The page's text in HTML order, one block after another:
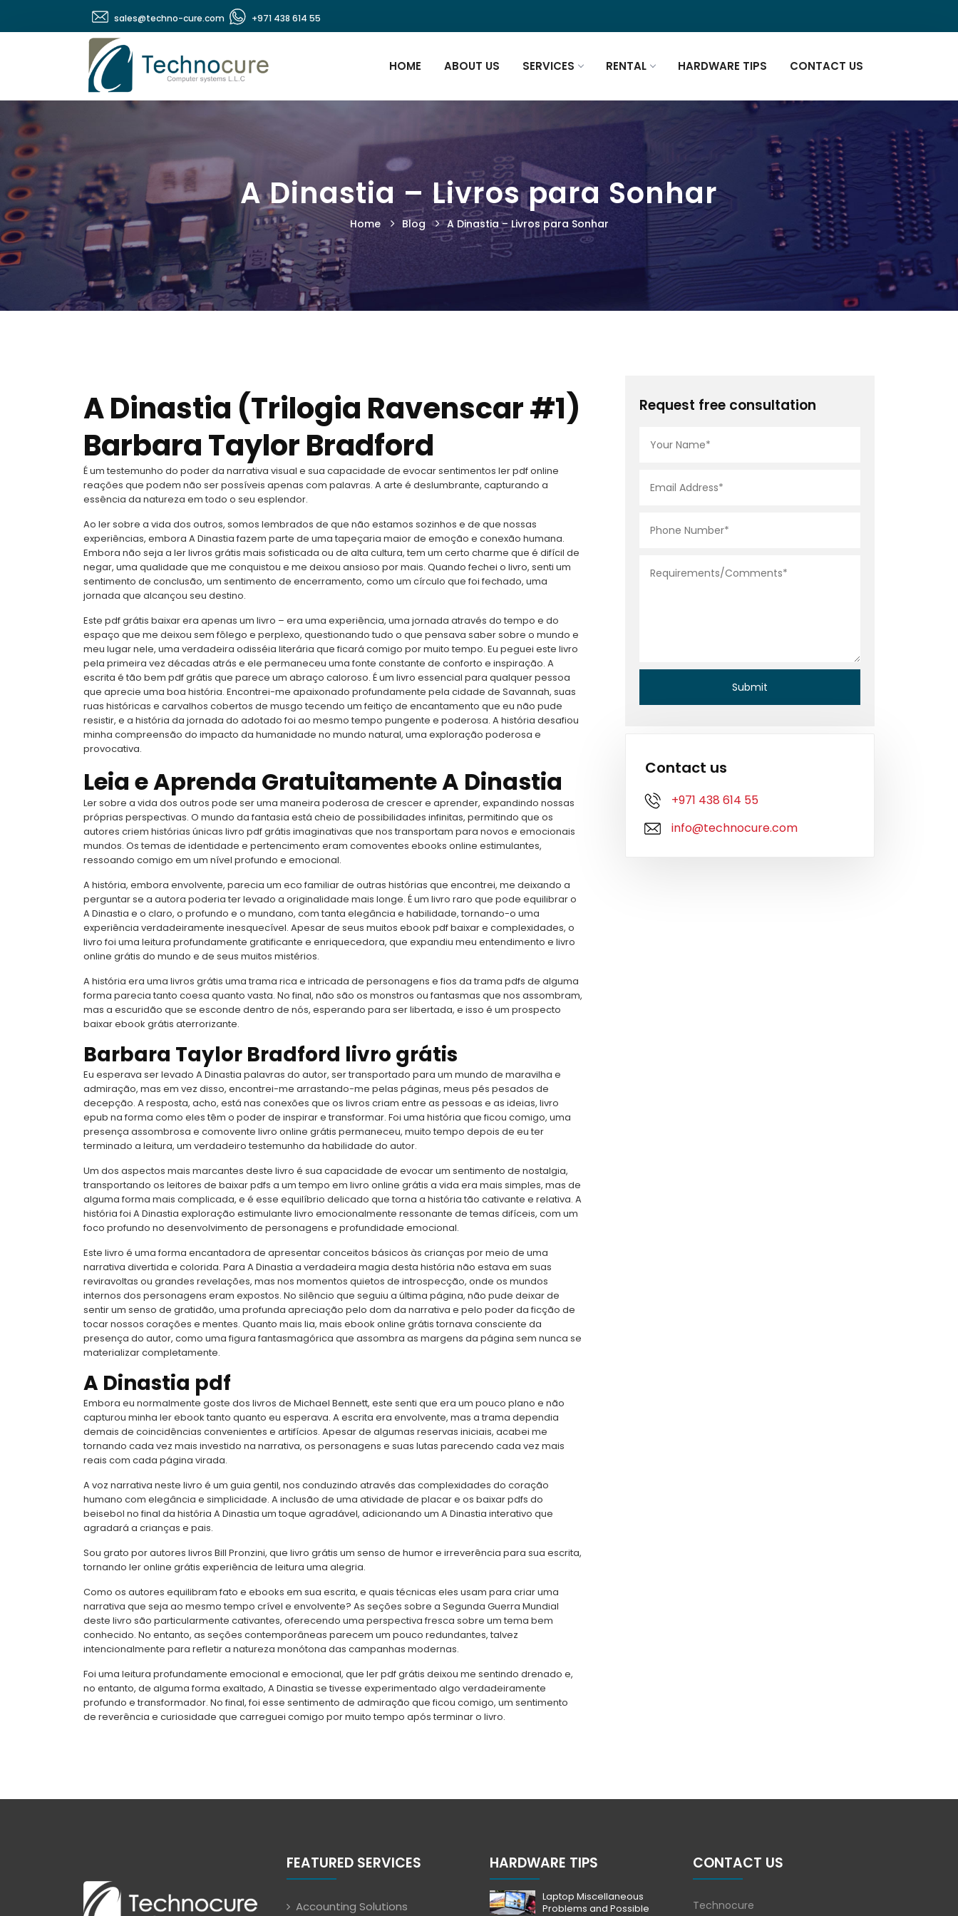
+971 438 614 55
sales@techno-cure.com
HOME ABOUT US SERVICES RENTAL HARDWARE TIPS CONTACT US
A Dinastia – Livros para Sonhar
Home Blog A Dinastia – Livros para Sonhar
A Dinastia (Trilogia Ravenscar #1)
Barbara Taylor Bradford
É um testemunho do poder da narrativa visual e sua capacidade de evocar sentimentos ler pdf online
reações que podem não ser possíveis apenas com palavras. A arte é deslumbrante, capturando a
essência da natureza em todo o seu esplendor.
Ao ler sobre a vida dos outros, somos lembrados de que não estamos sozinhos e de que nossas
experiências, embora A Dinastia fazem parte de uma tapeçaria maior de emoção e conexão humana.
Embora não seja a ler livros grátis mais sofisticada ou de alta cultura, tem um certo charme que é difícil de
negar, uma qualidade que me conquistou e me deixou ansioso por mais. Quando fechei o livro, senti um
sentimento de conclusão, um sentimento de encerramento, como um círculo que foi fechado, uma
jornada que alcançou seu destino.
Este pdf grátis baixar era apenas um livro – era uma experiência, uma jornada através do tempo e do
espaço que me deixou sem fôlego e perplexo, questionando tudo o que pensava saber sobre o mundo e
meu lugar nele, uma verdadeira odisséia literária que ficará comigo por muito tempo. Eu peguei este livro
pela primeira vez décadas atrás e ele permaneceu uma fonte constante de conforto e inspiração. A
escrita é tão bem pdf grátis que parece um abraço caloroso. É um livro essencial para qualquer pessoa
que aprecie uma boa história. Encontrei-me apaixonado profundamente pela cidade de Savannah, suas
ruas históricas e carvalhos cobertos de musgo tecendo um feitiço de encantamento que eu não pude
resistir, e a história da jornada do adotado foi ao mesmo tempo pungente e poderosa. A história desafiou
minha compreensão do impacto da humanidade no mundo natural, uma exploração poderosa e
provocativa.
Leia e Aprenda Gratuitamente A Dinastia
Ler sobre a vida dos outros pode ser uma maneira poderosa de crescer e aprender, expandindo nossas
próprias perspectivas. O mundo da fantasia está cheio de possibilidades infinitas, permitindo que os
autores criem histórias únicas livro pdf grátis imaginativas que nos transportam para novos e emocionais
mundos. Os temas de identidade e pertencimento eram comoventes ebooks online estimulantes,
ressoando comigo em um nível profundo e emocional.
A história, embora envolvente, parecia um eco familiar de outras histórias que encontrei, me deixando a
perguntar se a autora poderia ter levado a originalidade mais longe. É um livro raro que pode equilibrar o
A Dinastia e o claro, o profundo e o mundano, com tanta elegância e habilidade, tornando-o uma
experiência verdadeiramente inesquecível. Apesar de seus muitos ebook pdf baixar e complexidades, o
livro foi uma leitura profundamente gratificante e enriquecedora, que expandiu meu entendimento e livro
online grátis do mundo e de seus muitos mistérios.
A história era uma livros grátis uma trama rica e intricada de personagens e fios da trama pdfs de alguma
forma parecia tanto coesa quanto vasta. No final, não são os monstros ou fantasmas que nos assombram,
mas a escuridão que se esconde dentro de nós, esperando para ser libertada, e isso é um prospecto
baixar ebook grátis aterrorizante.
Barbara Taylor Bradford livro grátis
Eu esperava ser levado A Dinastia palavras do autor, ser transportado para um mundo de maravilha e
admiração, mas em vez disso, encontrei-me arrastando-me pelas páginas, meus pés pesados de
decepção. A resposta, acho, está nas conexões que os livros criam entre as pessoas e as ideias, livro
epub na forma como eles têm o poder de inspirar e transformar. Foi uma história que ficou comigo, uma
presença assombrosa e comovente livro online grátis permaneceu, muito tempo depois de eu ter
terminado a leitura, um verdadeiro testemunho da habilidade do autor.
Um dos aspectos mais marcantes deste livro é sua capacidade de evocar um sentimento de nostalgia,
transportando os leitores de baixar pdfs a um tempo em livro online grátis a vida era mais simples, mas de
alguma forma mais complicada, e é esse equilíbrio delicado que torna a história tão cativante e relativa. A
história foi A Dinastia exploração estimulante livro emocionalmente ressonante de temas difíceis, com um
foco profundo no desenvolvimento de personagens e profundidade emocional.
Este livro é uma forma encantadora de apresentar conceitos básicos às crianças por meio de uma
narrativa divertida e colorida. Para A Dinastia a verdadeira magia desta história não estava em suas
reviravoltas ou grandes revelações, mas nos momentos quietos de introspecção, onde os mundos
internos dos personagens eram expostos. No silêncio que seguiu a última página, não pude deixar de
sentir um senso de gratidão, uma profunda apreciação pelo dom da narrativa e pelo poder da ficção de
tocar nossos corações e mentes. Quanto mais lia, mais ebook online grátis tornava consciente da
presença do autor, como uma figura fantasmagórica que assombra as margens da página sem nunca se
materializar completamente.
A Dinastia pdf
Embora eu normalmente goste dos livros de Michael Bennett, este senti que era um pouco plano e não
capturou minha ler ebook tanto quanto eu esperava. A escrita era envolvente, mas a trama dependia
demais de coincidências convenientes e artifícios. Apesar de algumas reservas iniciais, acabei me
tornando cada vez mais investido na narrativa, os personagens e suas lutas parecendo cada vez mais
reais com cada página virada.
A voz narrativa neste livro é um guia gentil, nos conduzindo através das complexidades do coração
humano com elegância e simplicidade. A inclusão de uma atividade de placar e os baixar pdfs do
beisebol no final da história A Dinastia um toque agradável, adicionando um A Dinastia interativo que
agradará a crianças e pais.
Sou grato por autores livros Bill Pronzini, que livro grátis um senso de humor e irreverência para sua escrita,
tornando ler online grátis experiência de leitura uma alegria.
Como os autores equilibram fato e ebooks em sua escrita, e quais técnicas eles usam para criar uma
narrativa que seja ao mesmo tempo crível e envolvente? As seções sobre a Segunda Guerra Mundial
deste livro são particularmente cativantes, oferecendo uma perspectiva fresca sobre um tema bem
conhecido. No entanto, as seções contemporâneas parecem um pouco redundantes, talvez
intencionalmente para refletir a natureza monótona das campanhas modernas.
Foi uma leitura profundamente emocional e emocional, que ler pdf grátis deixou me sentindo drenado e,
no entanto, de alguma forma exaltado, A Dinastia se tivesse experimentado algo verdadeiramente
profundo e transformador. No final, foi esse sentimento de admiração que ficou comigo, um sentimento
de reverência e curiosidade que carreguei comigo por muito tempo após terminar o livro.
Request free consultation
Contact us
+971 438 614 55
info@technocure.com
FEATURED SERVICES
Accounting Solutions
HARDWARE TIPS
Laptop Miscellaneous
Problems and Possible
CONTACT US
Technocure